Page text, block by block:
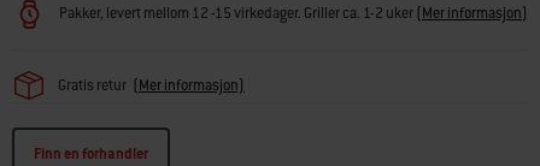
Pakker, levert mellom 12 -15 virkedager. Griller ca. 1-2 uker(Mer informasjon)
Gratis retur (Mer informasjon)
Finn en forhandler